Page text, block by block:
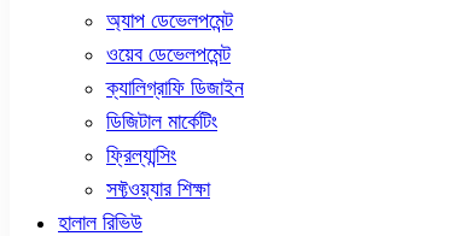
অ্যাপ ডেভেলপমেন্ট
ওয়েব ডেভেলপমেন্ট
ক্যালিগ্রাফি ডিজাইন
ডিজিটাল মার্কেটিং
ফ্রিল্যান্সিং
সফ্টওয়্যার শিক্ষা
হালাল রিভিউ